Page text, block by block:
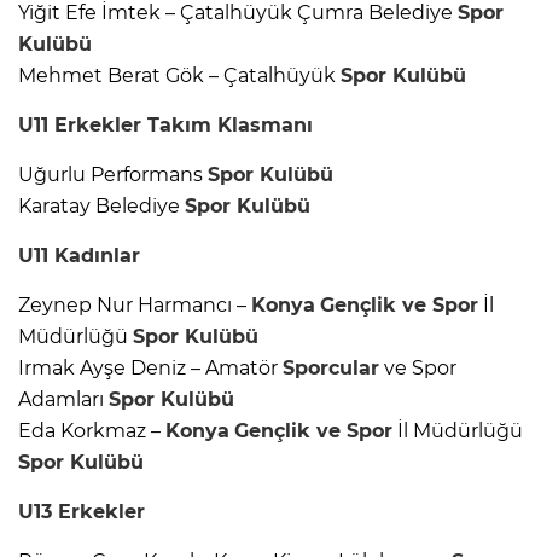
Yiğit Efe İmtek – Çatalhüyük Çumra Belediye Spor
Kulübü
Mehmet Berat Gök – Çatalhüyük Spor Kulübü
U11 Erkekler Takım Klasmanı
Uğurlu Performans Spor Kulübü
Karatay Belediye Spor Kulübü
U11 Kadınlar
Zeynep Nur Harmancı – Konya Gençlik ve Spor
Müdürlüğü Spor Kulübü
Irmak Ayşe Deniz – Amatör Sporcular ve Spor
Adamları Spor Kulübü
Eda Korkmaz – Konya Gençlik ve Spor İl Müdürlüğü
Spor Kulübü
U13 Erkekler